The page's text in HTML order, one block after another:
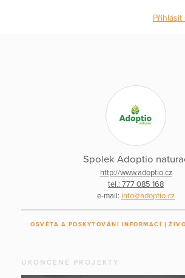
Přihlásit
Spolek Adoptio
http://www.adoptio.cz
tel.: 777 085 168
e-mail: info@adoptio.cz
OSVĚTA A POSKYTOVÁNÍ INFORMACÍ
UKONČENÉ PROJEKTY